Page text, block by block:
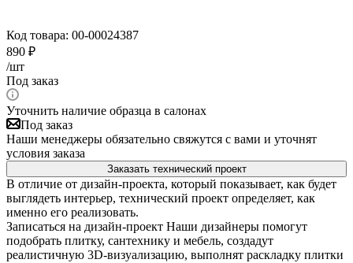
Код товара: 00-00024387
890 ₽
/шт
Под заказ
Уточнить наличие образца в салонах
Под заказ
Наши менеджеры обязательно свяжутся с вами и уточнят
условия заказа
Заказать технический проект
В отличие от дизайн-проекта, который показывает, как будет
выглядеть интерьер, технический проект определяет, как
именно его реализовать.
Записаться на дизайн-проект Наши дизайнеры помогут
подобрать плитку, сантехнику и мебель, создадут
реалистичную 3D-визуализацию, выполнят раскладку плитки